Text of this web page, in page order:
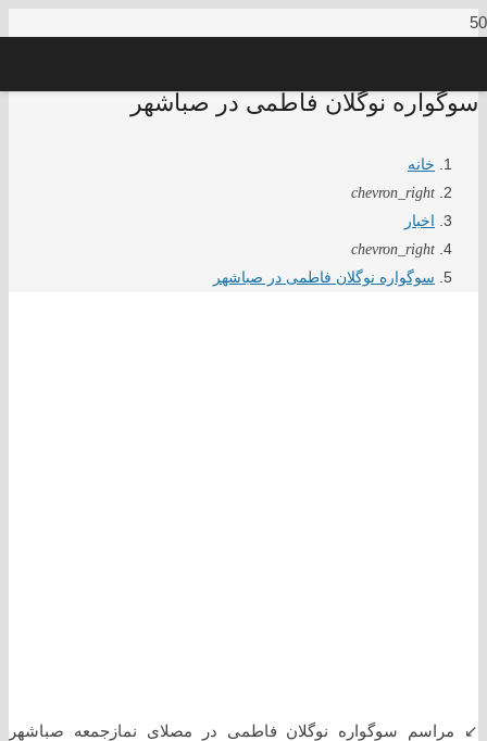
سوگواره نوگلان فاطمی در صباشهر
خانه
chevron_right
اخبار
chevron_right
سوگواره نوگلان فاطمی در صباشهر
↙️ مراسم سوگواره نوگلان فاطمی در مصلای نمازجمعه صباشهر